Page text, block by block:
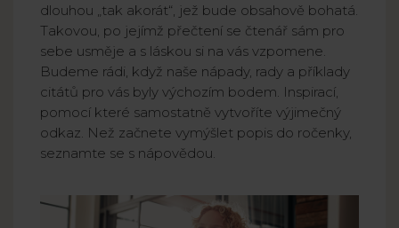
dlouhou „tak akorát“, jež bude obsahově bohatá.
Takovou, po jejímž přečtení se čtenář sám pro
sebe usměje a s láskou si na vás vzpomene.
Budeme rádi, když naše nápady, rady a příklady
citátů pro vás byly výchozím bodem. Inspirací,
pomocí které samostatně vytvoříte výjimečný
odkaz. Než začnete vymýšlet popis do ročenky,
seznamte se s nápovědou.